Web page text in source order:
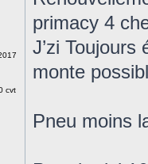
cvt
primacy 4
J’zi
monte
Pneu moins